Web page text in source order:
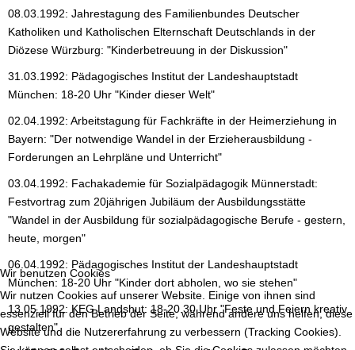
08.03.1992: Jahrestagung des Familienbundes Deutscher
Katholiken und Katholischen Elternschaft Deutschlands in der
Diözese Würzburg: "Kinderbetreuung in der Diskussion"
31.03.1992: Pädagogisches Institut der Landeshauptstadt
München: 18-20 Uhr "Kinder dieser Welt"
02.04.1992: Arbeitstagung für Fachkräfte in der Heimerziehung in
Bayern: "Der notwendige Wandel in der Erzieherausbildung -
Forderungen an Lehrpläne und Unterricht"
03.04.1992: Fachakademie für Sozialpädagogik Münnerstadt:
Festvortrag zum 20jährigen Jubiläum der Ausbildungsstätte
"Wandel in der Ausbildung für sozialpädagogische Berufe - gestern,
heute, morgen"
06.04.1992: Pädagogisches Institut der Landeshauptstadt
München: 18-20 Uhr "Kinder dort abholen, wo sie stehen"
13.05.1992: KEG Landshut: 18-20.30 Uhr "Feste und Feiern kreativ
gestalten"
Wir benutzen Cookies
Wir nutzen Cookies auf unserer Website. Einige von ihnen sind
essenziell für den Betrieb der Seite, während andere uns helfen, diese
Website und die Nutzererfahrung zu verbessern (Tracking Cookies).